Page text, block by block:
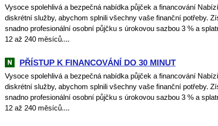
Vysoce spolehlivá a bezpečná nabídka půjček a financování
diskrétní služby, abychom splnili všechny vaše finanční potřeby.
snadno profesionální osobní půjčku s úrokovou sazbou 3 % a
12 až 240 měsíců....
PŘÍSTUP K FINANCOVÁNÍ DO 30 MINUT
Vysoce spolehlivá a bezpečná nabídka půjček a financování
diskrétní služby, abychom splnili všechny vaše finanční potřeby.
snadno profesionální osobní půjčku s úrokovou sazbou 3 % a
12 až 240 měsíců....